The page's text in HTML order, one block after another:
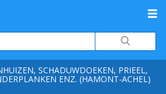
SCHADUWDOEKEN, PRIEEL,
ENZ. (HAMONT-ACHEL)